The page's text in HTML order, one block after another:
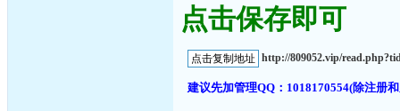
点击保存即可
http://809052.vip/
建议先加管理QQ：1018170554(除注册